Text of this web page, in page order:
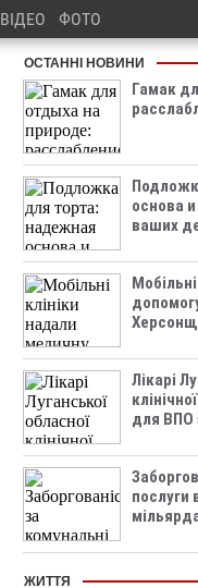
ВІДЕО ФОТО
ОСТАННІ НОВИНИ
Гамак
основа
ваших
Лікарі
для ВПО
послуги
ЖИТТЯ